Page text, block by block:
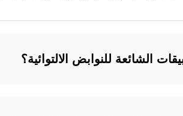
الشائعة للنوابض الالتوائية؟